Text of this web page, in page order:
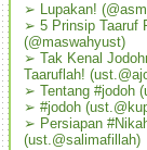
➢ Lupakan!
➢ 5 Prinsip Taaruf
(@maswahyust)
➢ Tak Kenal
Taaruflah!
➢ Tentang #jodoh
➢ #jodoh
➢ Persiapan
(ust.@salimafillah)